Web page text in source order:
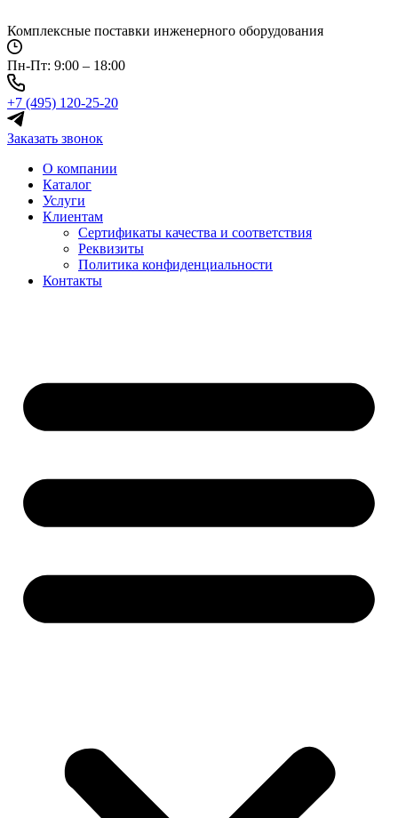
к
содержимому
Комплексные поставки инженерного оборудования
Пн-Пт: 9:00 – 18:00
+7 (495) 120-25-20
Заказать звонок
О компании
Каталог
Услуги
Клиентам
Сертификаты качества и соответствия
Реквизиты
Политика конфиден­циальности
Контакты